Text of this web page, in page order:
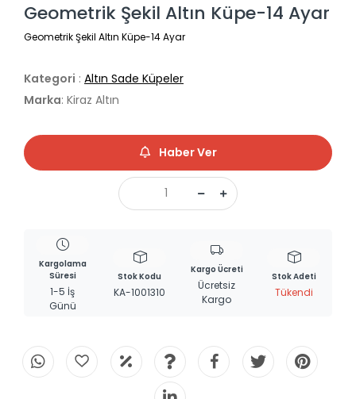
Geometrik Şekil Altın Küpe-14 Ayar
Geometrik Şekil Altın Küpe-14 Ayar
Kategori : Altın Sade Küpeler
Marka: Kiraz Altın
Haber Ver
Kargolama
Süresi
1-5 İş
Günü
Stok Kodu
KA-1001310
Kargo Ücreti
Ücretsiz
Kargo
Stok Adeti
Tükendi